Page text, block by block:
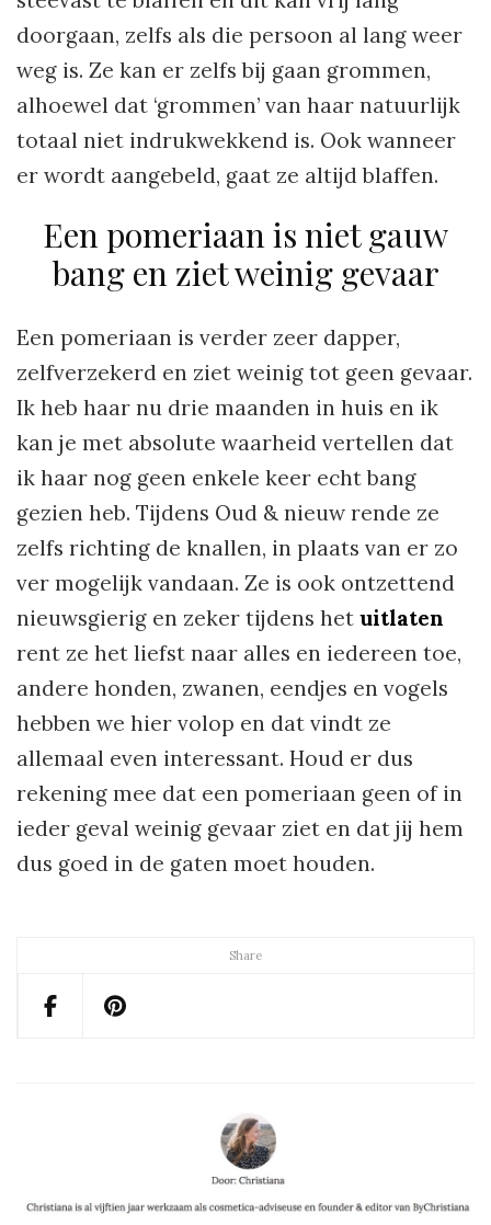
Share
doorgaan, zelfs als die persoon al lang weer
weg is. Ze kan er zelfs bij gaan grommen,
alhoewel dat ‘grommen’ van haar natuurlijk
totaal niet indrukwekkend is. Ook wanneer
er wordt aangebeld, gaat ze altijd blaffen.
Een pomeriaan is niet gauw
bang en ziet weinig gevaar
Een pomeriaan is verder zeer dapper,
zelfverzekerd en ziet weinig tot geen gevaar.
Ik heb haar nu drie maanden in huis en ik
kan je met absolute waarheid vertellen dat
ik haar nog geen enkele keer echt bang
gezien heb. Tijdens Oud & nieuw rende ze
zelfs richting de knallen, in plaats van er zo
ver mogelijk vandaan. Ze is ook ontzettend
nieuwsgierig en zeker tijdens het uitlaten
rent ze het liefst naar alles en iedereen toe,
andere honden, zwanen, eendjes en vogels
hebben we hier volop en dat vindt ze
allemaal even interessant. Houd er dus
rekening mee dat een pomeriaan geen of in
ieder geval weinig gevaar ziet en dat jij hem
dus goed in de gaten moet houden.